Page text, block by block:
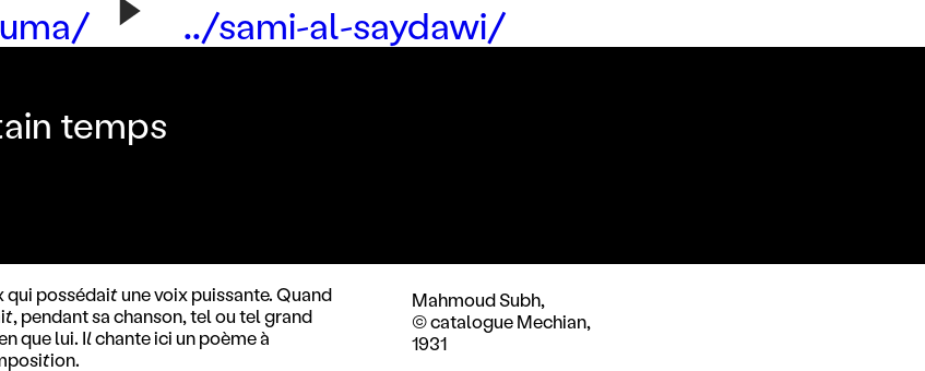
../sami-al-saydawi/
temps
possédait une voix puissante. Quand
pendant sa chanson, tel ou tel grand
que lui. Il chante ici un poème à
Mahmoud Subh,
© catalogue Mechian,
1931